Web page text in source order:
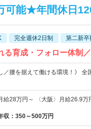
可能★年間休日
完全週休2日制 第二新卒
る育成・フォロー体制
／腰を据えて働ける環境！》
給28万円～ 〈大阪〉月給26.9
収： 350～500万円